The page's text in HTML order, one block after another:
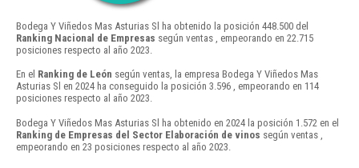
Bodega Y Viñedos Mas Asturias Sl ha obtenido la posición 448.500 del
Ranking Nacional de Empresas según ventas , empeorando en 22.715
posiciones respecto al año 2023.
En el Ranking de León según ventas, la empresa Bodega Y Viñedos Mas
Asturias Sl en 2024 ha conseguido la posición 3.596 , empeorando en 114
posiciones respecto al año 2023.
Bodega Y Viñedos Mas Asturias Sl ha obtenido en 2024 la posición 1.572 en el
Ranking de Empresas del Sector Elaboración de vinos según ventas ,
empeorando en 23 posiciones respecto al año 2023.